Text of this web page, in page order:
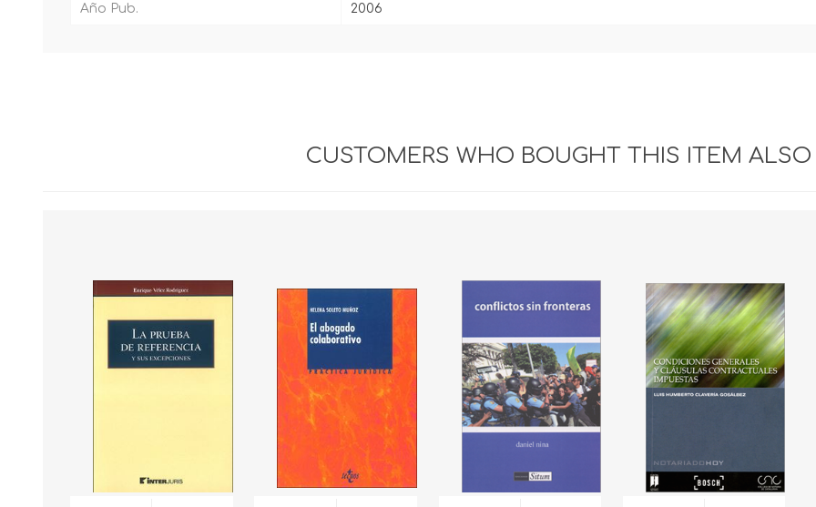
Año Pub. 2006
CUSTOMERS WHO BOUGHT THIS ITEM